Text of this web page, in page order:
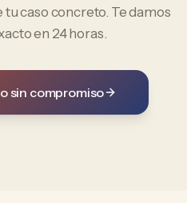
caso concreto. Te damos
en 24 horas.
sin compromiso